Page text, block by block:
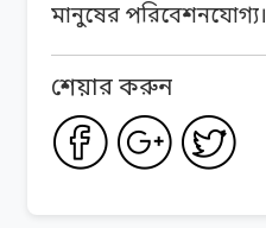
মানুষের পরিবেশনযোগ্য।
শেয়ার করুন